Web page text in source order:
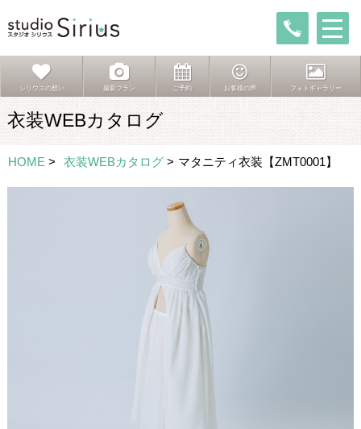
シリウスの想い 撮影プラン ご予約 お客様の声 フォトギャラリー
衣装WEBカタログ
HOME > 衣装WEBカタログ > マタニティ衣装【ZMT0001】